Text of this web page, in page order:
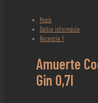
Popis
Ďalšie informácie
Recenzie 1
Amuerte
Gin 0,7l